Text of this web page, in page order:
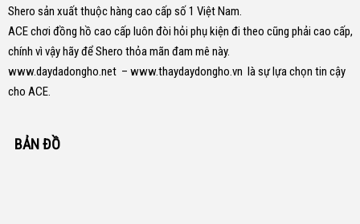
Shero sản xuất thuộc hàng cao cấp số 1 Việt Nam.
ACE chơi đồng hồ cao cấp luôn đòi hỏi phụ kiện đi theo cũng phải cao cấp,
chính vì vậy hãy để Shero thỏa mãn đam mê này.
www.daydadongho.net – www.thaydaydongho.vn là sự lựa chọn tin cậy
cho ACE.
BẢN ĐỒ